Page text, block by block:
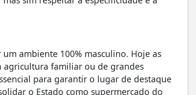
ambiente 100% masculino. Hoje as
agricultura familiar ou de grandes
para garantir o lugar de destaque
o Estado como supermercado do